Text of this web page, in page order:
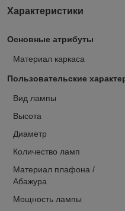
Характеристики
Основные атрибуты
Материал каркаса
Пользовательские
Вид лампы
Высота
Диаметр
Количество ламп
Материал плафона /
Абажура
Мощность лампы